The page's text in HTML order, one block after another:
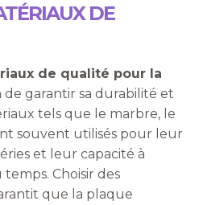
DE
de qualité pour la
de garantir sa durabilité et
tels que le marbre, le
souvent utilisés pour leur
et leur capacité à
Choisir des
que la plaque